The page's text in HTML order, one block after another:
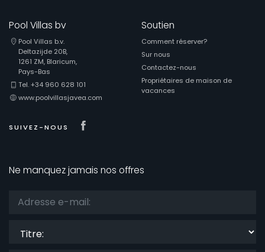
Pool Villas bv
Pool Villas b.v.
Deltazijde 20B,
1261 ZM, Blaricum,
Pays-Bas
Tel. +34 960 628 101
www.poolvillasjavea.com
SUIVEZ-NOUS
Soutien
Comment réserver?
Sur nous
Contactez-nous
Propriétaires de maison de
vacances
Ne manquez jamais nos offres